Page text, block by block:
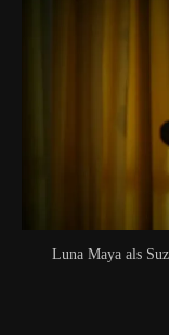
Luna Maya als